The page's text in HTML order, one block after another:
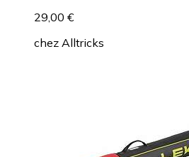
29,00 €
chez Alltricks